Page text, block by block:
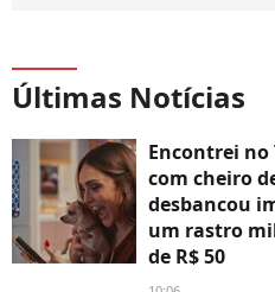
Últimas Notícias
Encontrei no
com cheiro
desbancou
um rastro
de R$ 50